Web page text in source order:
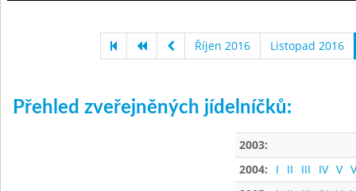
Říjen 2016 Listopad 2016
Přehled zveřejněných jídelníčků:
2003:
2004:
I II III IV V